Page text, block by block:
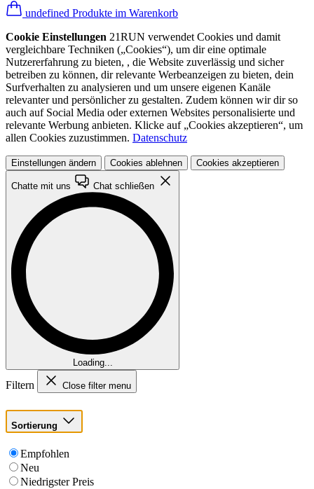
undefined Produkte im Warenkorb
Cookie Einstellungen 21RUN verwendet Cookies und damit
vergleichbare Techniken („Cookies“), um dir eine optimale
Nutzererfahrung zu bieten, , die Website zuverlässig und sicher
betreiben zu können, dir relevante Werbeanzeigen zu bieten, dein
Surfverhalten zu analysieren und um unsere eigenen Kanäle
relevanter und persönlicher zu gestalten. Zudem können wir dir so
auch auf Social Media oder externen Websites personalisierte und
relevante Werbung anbieten. Klicke auf „Cookies akzeptieren“, um
allen Cookies zuzustimmen. Datenschutz
Einstellungen ändern Cookies ablehnen Cookies akzeptieren
Chatte mit uns Chat schließen
Loading...
Filtern Close filter menu
Sortierung
Empfohlen
Neu
Niedrigster Preis